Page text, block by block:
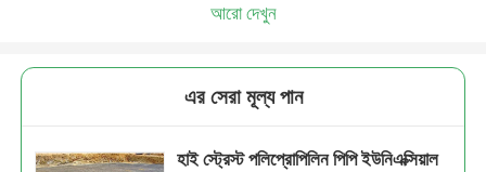
আরো দেখুন
এর সেরা মূল্য পান
হাই স্ট্রেস্ট পলিপ্রোপিলিন পিপি ইউনিএক্সিয়াল